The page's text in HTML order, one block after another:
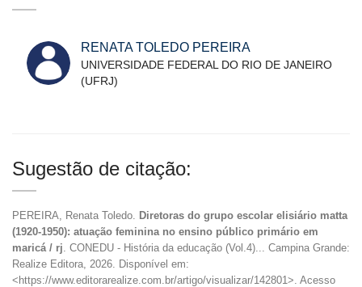
RENATA TOLEDO PEREIRA
UNIVERSIDADE FEDERAL DO RIO DE JANEIRO
(UFRJ)
Sugestão de citação:
PEREIRA, Renata Toledo. Diretoras do grupo escolar elisiário matta
(1920-1950): atuação feminina no ensino público primário em
maricá / rj . CONEDU - História da educação (Vol.4)... Campina Grande:
Realize Editora, 2026. Disponível em:
<https://www.editorarealize.com.br/artigo/visualizar/142801>. Acesso